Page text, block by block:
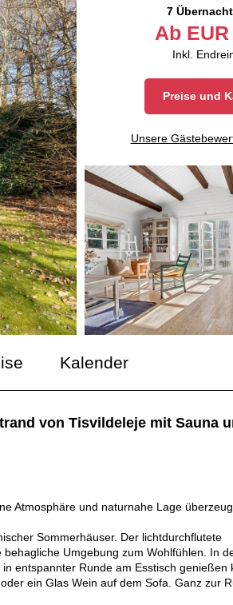
7
Ab EUR
Inkl.
Preise und
Unsere
Kalender
von Tisvildeleje mit Sauna
Atmosphäre und naturnahe Lage
Sommerhäuser. Der lichtdurchflutete
Umgebung zum Wohlfühlen. In
entspannter Runde am Esstisch genießen
ein Glas Wein auf dem Sofa. Ganz zur